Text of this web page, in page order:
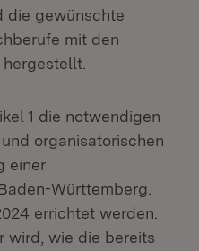
die gewünschte
mit den
1 die notwendigen
organisatorischen
einer
Württemberg.
errichtet werden.
wird, wie die bereits